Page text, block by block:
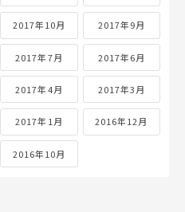
2017年10月 2017年9月
2017年7月 2017年6月
2017年4月 2017年3月
2017年1月 2016年12月
2016年10月